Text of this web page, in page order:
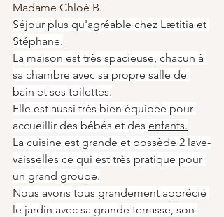
Madame Chloé B.
Séjour plus qu'agréable chez Lætitia et
Stéphane.
La maison est très spacieuse, chacun à
sa chambre avec sa propre salle de
bain et ses toilettes.
Elle est aussi très bien équipée pour
accueillir des bébés et des enfants.
La cuisine est grande et possède 2 lave-
vaisselles ce qui est très pratique pour
un grand groupe.
Nous avons tous grandement apprécié
le jardin avec sa grande terrasse, son